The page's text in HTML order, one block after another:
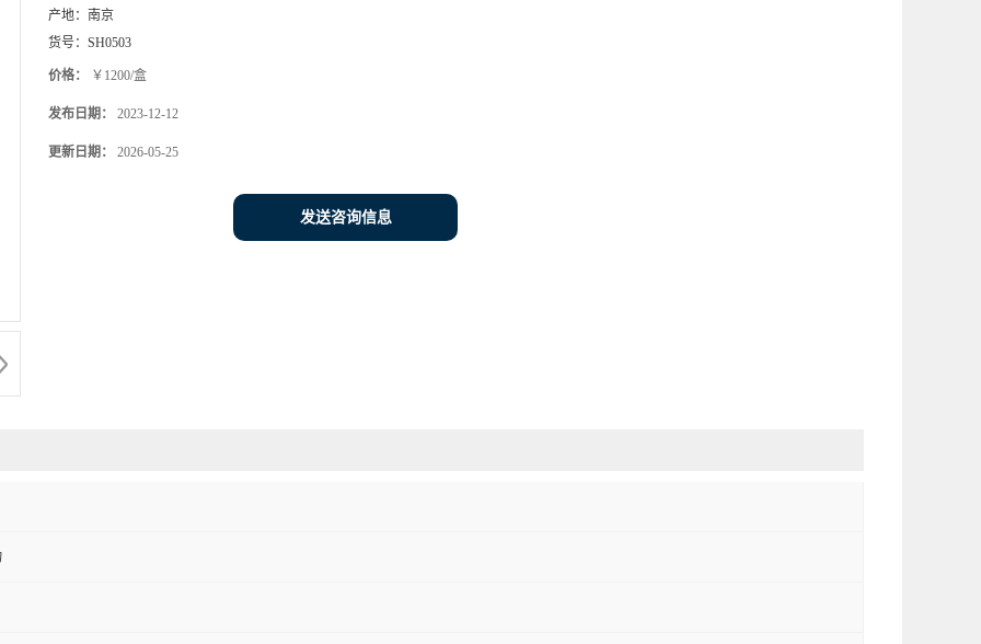
产地： 南京
货号： SH0503
价格： ￥1200/盒
发布日期： 2023-12-12
更新日期： 2026-05-25
发送咨询信息